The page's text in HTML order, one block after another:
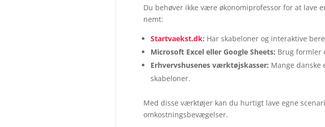
Du behøver ikke være økonomiprofessor for at lave
nemt:
Startvaekst.dk: Har skabeloner og interaktive
Microsoft Excel eller Google Sheets: Brug formler
Erhvervshusenes værktøjskasser: Mange
skabeloner.
Med disse værktøjer kan du hurtigt lave egne
omkostningsbevægelser.